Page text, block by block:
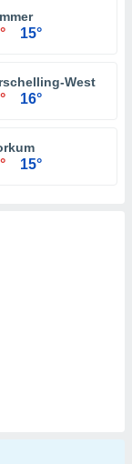
15°
West
16°
15°